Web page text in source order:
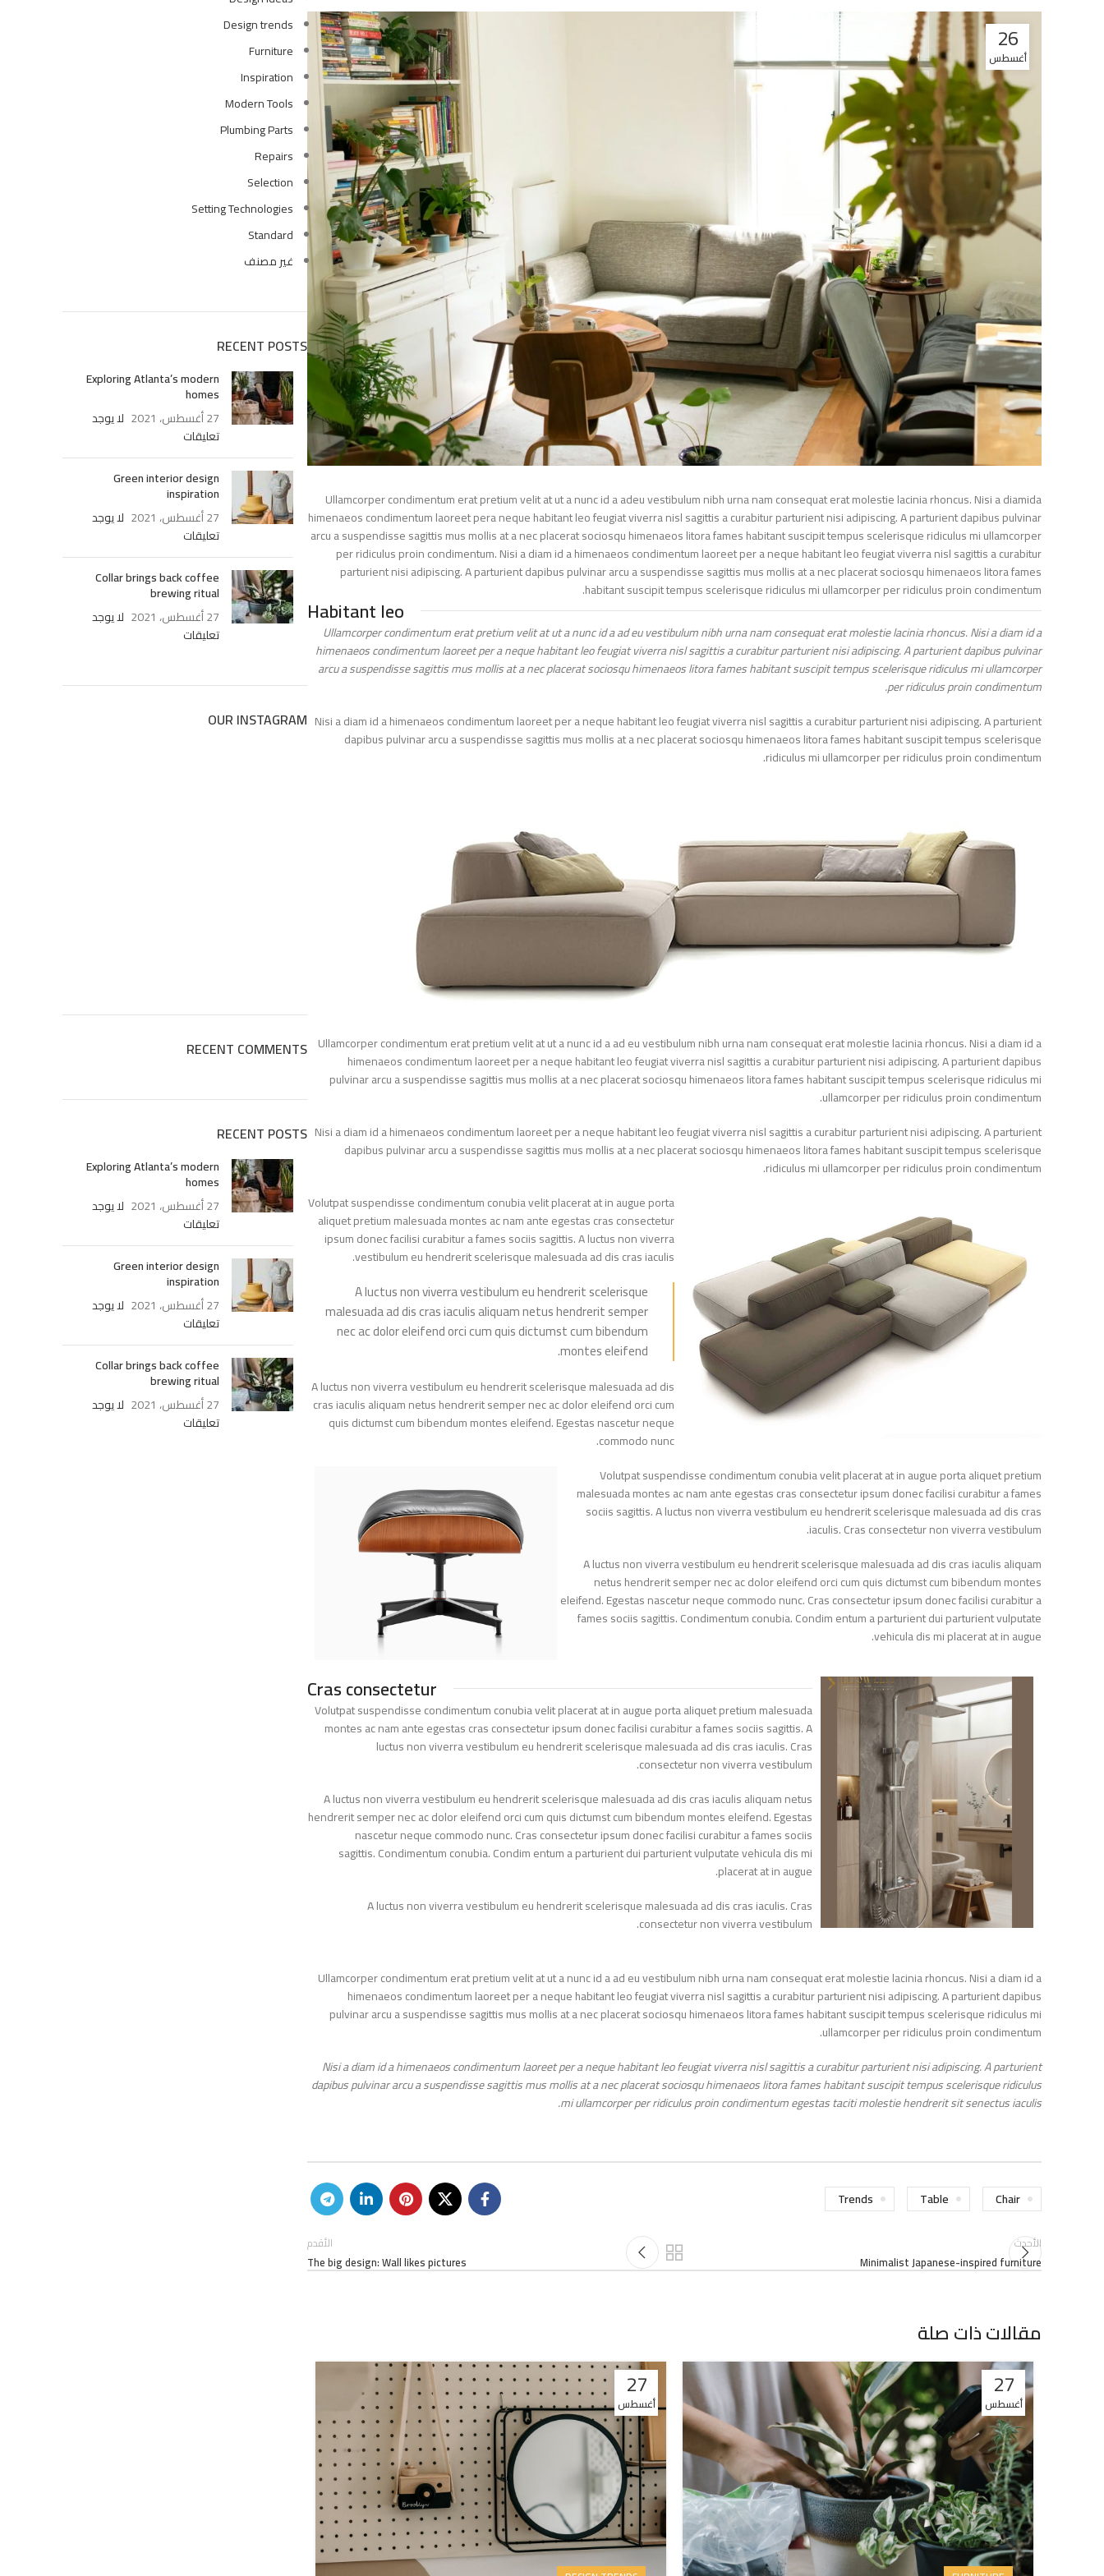
26
أغسطس
Ullamcorper condimentum erat pretium velit at ut a nunc id a adeu vestibulum nibh urna nam consequat erat molestie lacinia rhoncus. Nisi a diamida
himenaeos condimentum laoreet pera neque habitant leo feugiat viverra nisl sagittis a curabitur parturient nisi adipiscing. A parturient dapibus pulvinar
arcu a suspendisse sagittis mus mollis at a nec placerat sociosqu himenaeos litora fames habitant suscipit tempus scelerisque ridiculus mi ullamcorper
per ridiculus proin condimentum. Nisi a diam id a himenaeos condimentum laoreet per a neque habitant leo feugiat viverra nisl sagittis a curabitur
parturient nisi adipiscing. A parturient dapibus pulvinar arcu a suspendisse sagittis mus mollis at a nec placerat sociosqu himenaeos litora fames
habitant suscipit tempus scelerisque ridiculus mi ullamcorper per ridiculus proin condimentum.
Habitant leo
Ullamcorper condimentum erat pretium velit at ut a nunc id a ad eu vestibulum nibh urna nam consequat erat molestie lacinia rhoncus. Nisi a diam id a
himenaeos condimentum laoreet per a neque habitant leo feugiat viverra nisl sagittis a curabitur parturient nisi adipiscing. A parturient dapibus pulvinar
arcu a suspendisse sagittis mus mollis at a nec placerat sociosqu himenaeos litora fames habitant suscipit tempus scelerisque ridiculus mi ullamcorper
per ridiculus proin condimentum.
Nisi a diam id a himenaeos condimentum laoreet per a neque habitant leo feugiat viverra nisl sagittis a curabitur parturient nisi adipiscing. A parturient
dapibus pulvinar arcu a suspendisse sagittis mus mollis at a nec placerat sociosqu himenaeos litora fames habitant suscipit tempus scelerisque
ridiculus mi ullamcorper per ridiculus proin condimentum.
Ullamcorper condimentum erat pretium velit at ut a nunc id a ad eu vestibulum nibh urna nam consequat erat molestie lacinia rhoncus. Nisi a diam id a
himenaeos condimentum laoreet per a neque habitant leo feugiat viverra nisl sagittis a curabitur parturient nisi adipiscing. A parturient dapibus
pulvinar arcu a suspendisse sagittis mus mollis at a nec placerat sociosqu himenaeos litora fames habitant suscipit tempus scelerisque ridiculus mi
ullamcorper per ridiculus proin condimentum.
Nisi a diam id a himenaeos condimentum laoreet per a neque habitant leo feugiat viverra nisl sagittis a curabitur parturient nisi adipiscing. A parturient
dapibus pulvinar arcu a suspendisse sagittis mus mollis at a nec placerat sociosqu himenaeos litora fames habitant suscipit tempus scelerisque
ridiculus mi ullamcorper per ridiculus proin condimentum.
Volutpat suspendisse condimentum conubia velit placerat at in augue porta
aliquet pretium malesuada montes ac nam ante egestas cras consectetur
ipsum donec facilisi curabitur a fames sociis sagittis. A luctus non viverra
vestibulum eu hendrerit scelerisque malesuada ad dis cras iaculis.
A luctus non viverra vestibulum eu hendrerit scelerisque
malesuada ad dis cras iaculis aliquam netus hendrerit semper
nec ac dolor eleifend orci cum quis dictumst cum bibendum
montes eleifend.
A luctus non viverra vestibulum eu hendrerit scelerisque malesuada ad dis
cras iaculis aliquam netus hendrerit semper nec ac dolor eleifend orci cum
quis dictumst cum bibendum montes eleifend. Egestas nascetur neque
commodo nunc.
Volutpat suspendisse condimentum conubia velit placerat at in augue porta aliquet pretium
malesuada montes ac nam ante egestas cras consectetur ipsum donec facilisi curabitur a fames
sociis sagittis. A luctus non viverra vestibulum eu hendrerit scelerisque malesuada ad dis cras
iaculis. Cras consectetur non viverra vestibulum.
A luctus non viverra vestibulum eu hendrerit scelerisque malesuada ad dis cras iaculis aliquam
netus hendrerit semper nec ac dolor eleifend orci cum quis dictumst cum bibendum montes
eleifend. Egestas nascetur neque commodo nunc. Cras consectetur ipsum donec facilisi curabitur a
fames sociis sagittis. Condimentum conubia. Condim entum a parturient dui parturient vulputate
vehicula dis mi placerat at in augue.
Cras consectetur
Volutpat suspendisse condimentum conubia velit placerat at in augue porta aliquet pretium malesuada
montes ac nam ante egestas cras consectetur ipsum donec facilisi curabitur a fames sociis sagittis. A
luctus non viverra vestibulum eu hendrerit scelerisque malesuada ad dis cras iaculis. Cras
consectetur non viverra vestibulum.
A luctus non viverra vestibulum eu hendrerit scelerisque malesuada ad dis cras iaculis aliquam netus
hendrerit semper nec ac dolor eleifend orci cum quis dictumst cum bibendum montes eleifend. Egestas
nascetur neque commodo nunc. Cras consectetur ipsum donec facilisi curabitur a fames sociis
sagittis. Condimentum conubia. Condim entum a parturient dui parturient vulputate vehicula dis mi
placerat at in augue.
A luctus non viverra vestibulum eu hendrerit scelerisque malesuada ad dis cras iaculis. Cras
consectetur non viverra vestibulum.
Ullamcorper condimentum erat pretium velit at ut a nunc id a ad eu vestibulum nibh urna nam consequat erat molestie lacinia rhoncus. Nisi a diam id a
himenaeos condimentum laoreet per a neque habitant leo feugiat viverra nisl sagittis a curabitur parturient nisi adipiscing. A parturient dapibus
pulvinar arcu a suspendisse sagittis mus mollis at a nec placerat sociosqu himenaeos litora fames habitant suscipit tempus scelerisque ridiculus mi
ullamcorper per ridiculus proin condimentum.
Nisi a diam id a himenaeos condimentum laoreet per a neque habitant leo feugiat viverra nisl sagittis a curabitur parturient nisi adipiscing. A parturient
dapibus pulvinar arcu a suspendisse sagittis mus mollis at a nec placerat sociosqu himenaeos litora fames habitant suscipit tempus scelerisque ridiculus
mi ullamcorper per ridiculus proin condimentum egestas taciti molestie hendrerit sit senectus iaculis.
Chair
Table
Trends
الأحدث
Minimalist Japanese-inspired furniture
الأقدم
The big design: Wall likes pictures
مقالات ذات صلة
27
أغسطس
27
أغسطس
Design trends
Furniture
Inspiration
Modern Tools
Plumbing Parts
Repairs
Selection
Setting Technologies
Standard
غير مصنف
RECENT POSTS
Exploring Atlanta’s modern
homes
لا يوجد
تعليقات
Green interior design
inspiration
لا يوجد
تعليقات
Collar brings back coffee
brewing ritual
لا يوجد
تعليقات
OUR INSTAGRAM
RECENT COMMENTS
RECENT POSTS
Exploring Atlanta’s modern
homes
لا يوجد
تعليقات
Green interior design
inspiration
لا يوجد
تعليقات
Collar brings back coffee
brewing ritual
لا يوجد
تعليقات